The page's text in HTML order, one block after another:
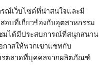
รณ์เว็บไซต์ที่น่าสนใจและมี
อบที่เกี่ยวข้องกับอุตสาหกรรม
มได้มีประสบการณ์ที่สนุกสนาน
าสให้พวกเขาแชทกับ
รตลาดที่บุคคลจากผลิตภัณฑ์